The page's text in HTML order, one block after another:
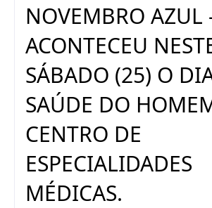
NOVEMBRO AZUL
ACONTECEU
SÁBADO (25) O
SAÚDE DO
CENTRO DE
ESPECIALIDADES
MÉDICAS.